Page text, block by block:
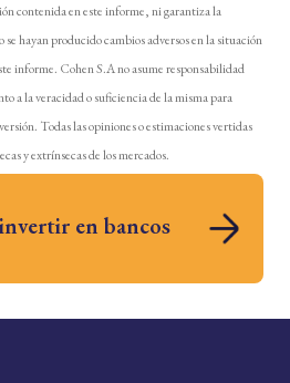
contenida en este informe, ni garantiza la
hayan producido cambios adversos en la situación
informe. Cohen S.A no asume responsabilidad
a la veracidad o suficiencia de la misma para
Todas las opiniones o estimaciones vertidas
y extrínsecas de los mercados.
en bancos